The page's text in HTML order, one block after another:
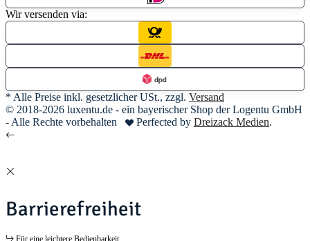
Wir versenden via:
* Alle Preise inkl. gesetzlicher USt., zzgl. Versand
© 2018-2026 luxentu.de - ein bayerischer Shop der Logentu GmbH
- Alle Rechte vorbehalten
Perfected by Dreizack Medien.
Barrierefreiheit
Für eine leichtere Bedienbarkeit